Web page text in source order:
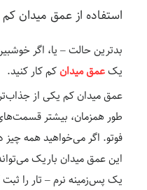
استفاده از عمق میدان کم
بدترین حالت – یا، اگر
یکعمق میدانکم کار کنید.
عمق میدان کم یکی از
طور همزمان، بیشتر قسمت‌های
فوتو. اگر می‌خواهید همه
این عمق میدان باریک
یک پس‌زمینه نرم – تار را